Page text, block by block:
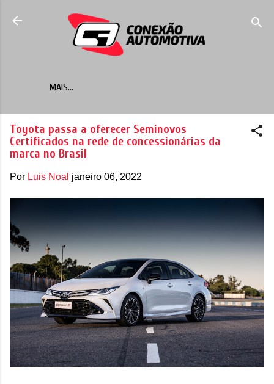
Pular para o conteúdo principal
MAIS…
Toyota passa a oferecer Seminovos
Certificados na rede de concessionárias da
marca no Brasil
Por Luis Noal janeiro 06, 2022